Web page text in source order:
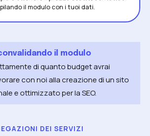
il modulo
di quanto budget avrai
con noi alla creazione di un sito
e ottimizzato per la SEO.
DEI SERVIZI
il modulo con i tuoi dati.